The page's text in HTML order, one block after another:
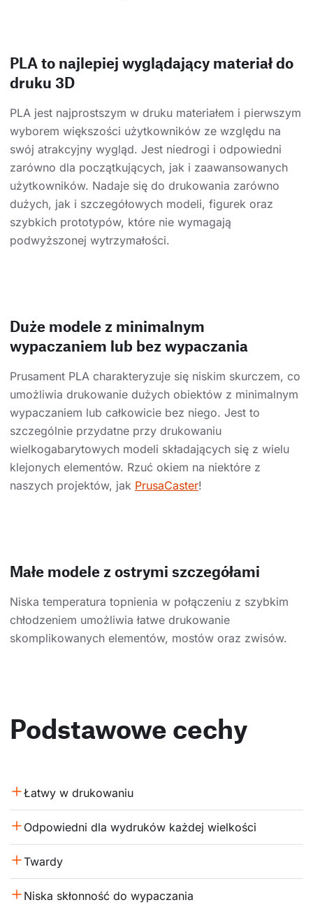
PLA to najlepiej wyglądający materiał do
druku 3D
PLA jest najprostszym w druku materiałem i pierwszym
wyborem większości użytkowników ze względu na
swój atrakcyjny wygląd. Jest niedrogi i odpowiedni
zarówno dla początkujących, jak i zaawansowanych
użytkowników. Nadaje się do drukowania zarówno
dużych, jak i szczegółowych modeli, figurek oraz
szybkich prototypów, które nie wymagają
podwyższonej wytrzymałości.
Duże modele z minimalnym
wypaczaniem lub bez wypaczania
Prusament PLA charakteryzuje się niskim skurczem, co
umożliwia drukowanie dużych obiektów z minimalnym
wypaczaniem lub całkowicie bez niego. Jest to
szczególnie przydatne przy drukowaniu
wielkogabarytowych modeli składających się z wielu
klejonych elementów. Rzuć okiem na niektóre z
naszych projektów, jak PrusaCaster!
Małe modele z ostrymi szczegółami
Niska temperatura topnienia w połączeniu z szybkim
chłodzeniem umożliwia łatwe drukowanie
skomplikowanych elementów, mostów oraz zwisów.
Podstawowe cechy
Łatwy w drukowaniu
Odpowiedni dla wydruków każdej wielkości
Twardy
Niska skłonność do wypaczania